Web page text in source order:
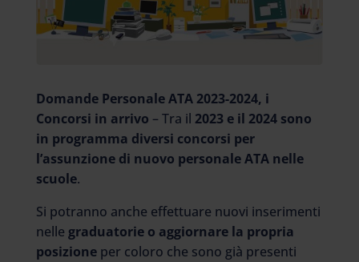
Domande Personale ATA 2023-2024, i
Concorsi in arrivo – Tra il 2023 e il 2024 sono
in programma diversi concorsi per
l’assunzione di nuovo personale ATA nelle
scuole.
Si potranno anche effettuare nuovi inserimenti
nelle graduatorie o aggiornare la propria
posizioneper coloro che sono già presenti